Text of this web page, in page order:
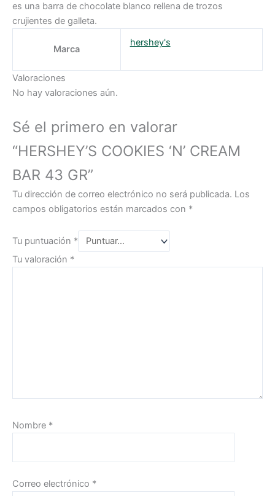
es una barra de chocolate blanco rellena de trozos
crujientes de galleta.
Marca
hershey's
Valoraciones
No hay valoraciones aún.
Sé el primero en valorar
“HERSHEY’S COOKIES ‘N’ CREAM
BAR 43 GR”
Tu dirección de correo electrónico no será publicada. Los
campos obligatorios están marcados con *
Tu puntuación *
Tu valoración *
Nombre *
Correo electrónico *